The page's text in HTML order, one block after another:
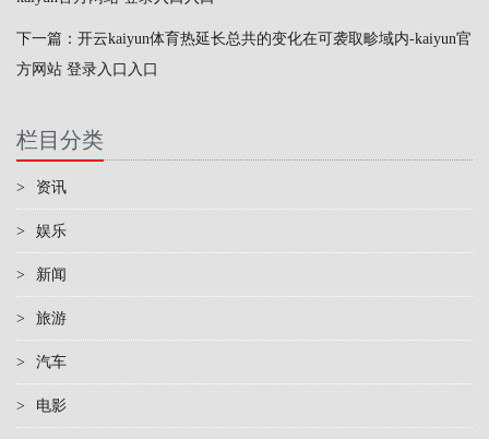
下一篇： 开云kaiyun体育热延长总共的变化在可袭取畛域内-kaiyun官
方网站 登录入口入口
栏目分类
> 资讯
> 娱乐
> 新闻
> 旅游
> 汽车
> 电影